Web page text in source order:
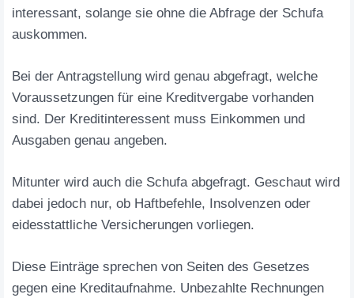
interessant, solange sie ohne die Abfrage der Schufa
auskommen.
Bei der Antragstellung wird genau abgefragt, welche
Voraussetzungen für eine Kreditvergabe vorhanden
sind. Der Kreditinteressent muss Einkommen und
Ausgaben genau angeben.
Mitunter wird auch die Schufa abgefragt. Geschaut wird
dabei jedoch nur, ob Haftbefehle, Insolvenzen oder
eidesstattliche Versicherungen vorliegen.
Diese Einträge sprechen von Seiten des Gesetzes
gegen eine Kreditaufnahme. Unbezahlte Rechnungen